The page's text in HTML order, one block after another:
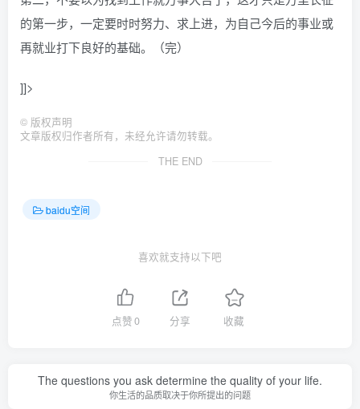
的第一步，一定要时时努力、求上进，为自己今后的事业或
再就业打下良好的基础。（完）
]]>
© 版权声明
文章版权归作者所有，未经允许请勿转载。
THE END
baidu空间
喜欢就支持以下吧
点赞0 分享 收藏
The questions you ask determine the quality of your life.
你生活的品质取决于你所提出的问题